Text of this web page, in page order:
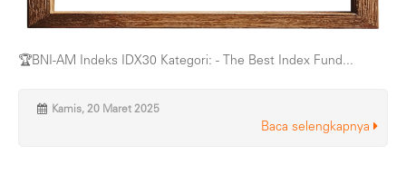
🏆BNI-AM Indeks IDX30 Kategori: - The Best Index Fund...
Kamis, 20 Maret 2025
Baca selengkapnya